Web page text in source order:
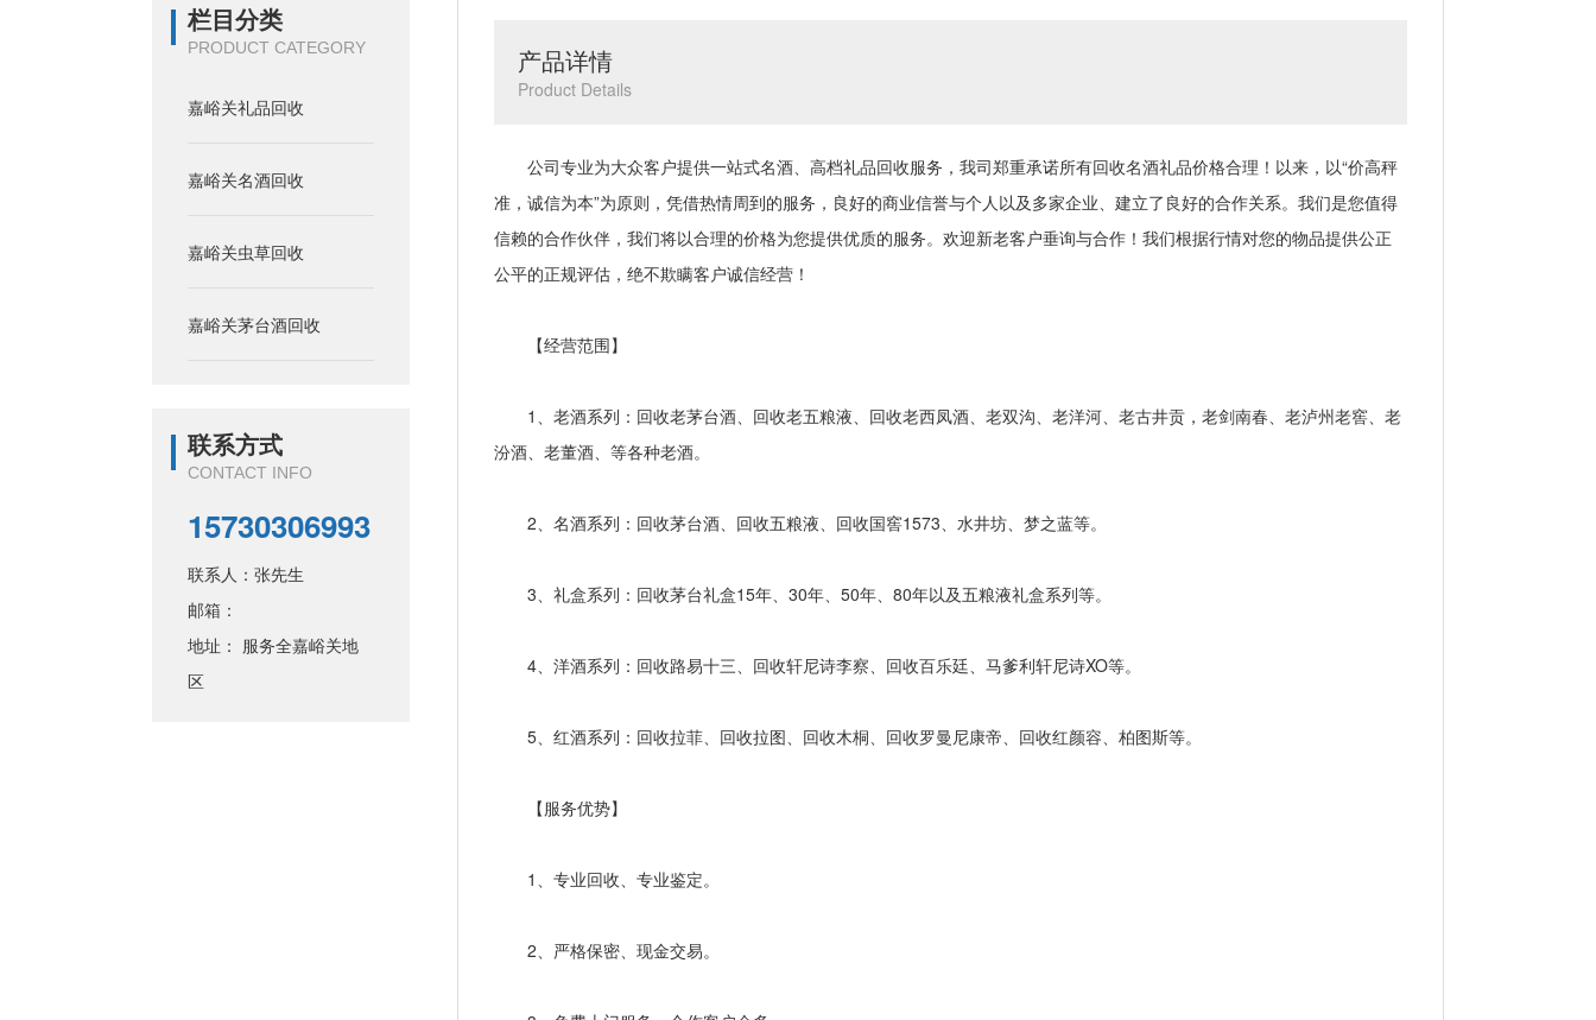
栏目分类
PRODUCT CATEGORY
嘉峪关礼品回收
嘉峪关名酒回收
嘉峪关虫草回收
嘉峪关茅台酒回收
联系方式
CONTACT INFO
15730306993
联系人：张先生
邮箱：
地址： 服务全嘉峪关地
区
产品详情
Product Details
公司专业为大众客户提供一站式名酒、高档礼品回收服务，我司郑重承诺所有回收名酒礼品价格合理！以来，以“价高秤
准，诚信为本”为原则，凭借热情周到的服务，良好的商业信誉与个人以及多家企业、建立了良好的合作关系。我们是您值得
信赖的合作伙伴，我们将以合理的价格为您提供优质的服务。欢迎新老客户垂询与合作！我们根据行情对您的物品提供公正
公平的正规评估，绝不欺瞒客户诚信经营！
【经营范围】
1、老酒系列：回收老茅台酒、回收老五粮液、回收老西凤酒、老双沟、老洋河、老古井贡，老剑南春、老泸州老窖、老
汾酒、老董酒、等各种老酒。
2、名酒系列：回收茅台酒、回收五粮液、回收国窖1573、水井坊、梦之蓝等。
3、礼盒系列：回收茅台礼盒15年、30年、50年、80年以及五粮液礼盒系列等。
4、洋酒系列：回收路易十三、回收轩尼诗李察、回收百乐廷、马爹利轩尼诗XO等。
5、红酒系列：回收拉菲、回收拉图、回收木桐、回收罗曼尼康帝、回收红颜容、柏图斯等。
【服务优势】
1、专业回收、专业鉴定。
2、严格保密、现金交易。